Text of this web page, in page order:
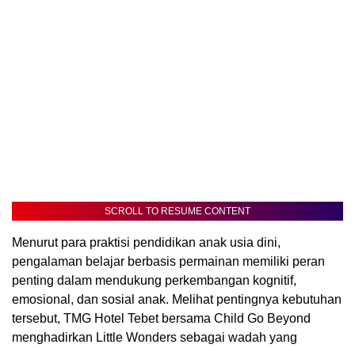
SCROLL TO RESUME CONTENT
Menurut para praktisi pendidikan anak usia dini,
pengalaman belajar berbasis permainan memiliki peran
penting dalam mendukung perkembangan kognitif,
emosional, dan sosial anak. Melihat pentingnya kebutuhan
tersebut, TMG Hotel Tebet bersama Child Go Beyond
menghadirkan Little Wonders sebagai wadah yang